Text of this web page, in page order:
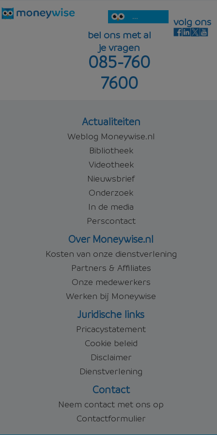
...
bel ons met al
je vragen
085-760
7600
volg ons
Actualiteiten
Weblog Moneywise.nl
Bibliotheek
Videotheek
Nieuwsbrief
Onderzoek
In de media
Perscontact
Over Moneywise.nl
Kosten van onze dienstverlening
Partners & Affiliates
Onze medewerkers
Werken bij Moneywise
Juridische links
Pricacystatement
Cookie beleid
Disclaimer
Dienstverlening
Contact
Neem contact met ons op
Contactformulier